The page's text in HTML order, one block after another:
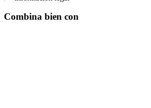
Combina bien con